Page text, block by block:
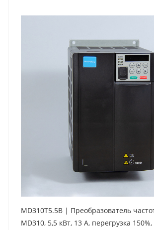
MD310T5.5B | Преобразователь частоты, серия
MD310, 5,5 кВт, 13 А, перегрузка 150%,